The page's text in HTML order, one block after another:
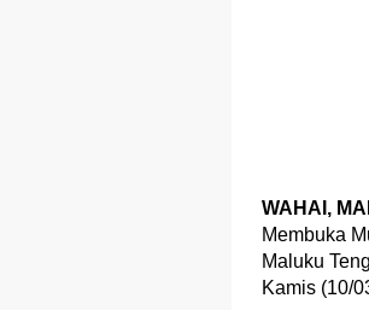
WAHAI,
Membuka
Maluku
Kamis (10/